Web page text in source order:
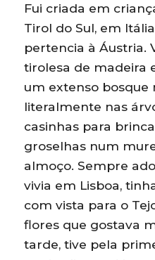
Fui criada em
Tirol do Sul, em
pertencia à Áustria.
tirolesa de madeira
um extenso bosque
literalmente nas
casinhas para
groselhas num
almoço. Sempre
vivia em Lisboa,
com vista para o
flores que gostava
tarde, tive pela